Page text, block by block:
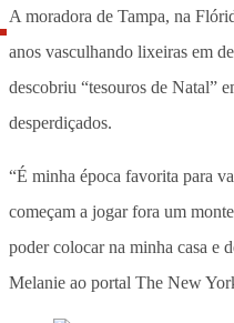
A moradora de Tampa, na
anos vasculhando lixeiras em
descobriu “tesouros de Natal”
desperdiçados.
“É minha época favorita para
começam a jogar fora um
poder colocar na minha casa e
Melanie ao portal The New